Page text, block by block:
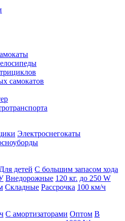
самокатов
Электроснегокаты
Для детей С большим запасом хода
Внедорожные 120 кг. до 250 W
Складные Рассрочка 100 км/ч
С амортизаторами Оптом В